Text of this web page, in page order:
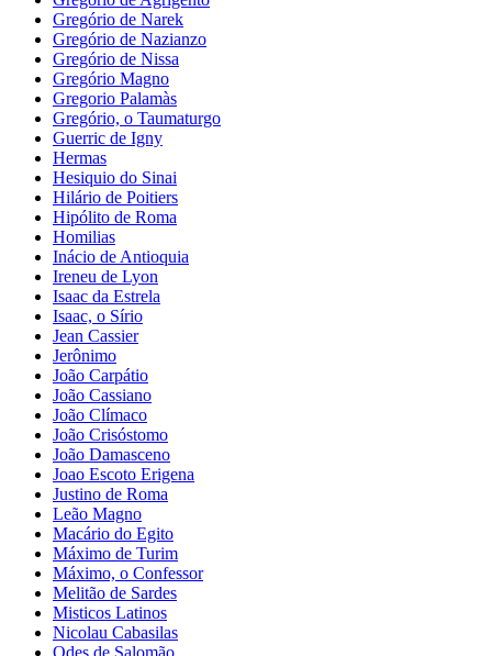
Gregório de Narek
Gregório de Nazianzo
Gregório de Nissa
Gregório Magno
Gregorio Palamàs
Gregório, o Taumaturgo
Guerric de Igny
Hermas
Hesiquio do Sinai
Hilário de Poitiers
Hipólito de Roma
Homilias
Inácio de Antioquia
Ireneu de Lyon
Isaac da Estrela
Isaac, o Sírio
Jean Cassier
Jerônimo
João Carpátio
João Cassiano
João Clímaco
João Crisóstomo
João Damasceno
Joao Escoto Erigena
Justino de Roma
Leão Magno
Macário do Egito
Máximo de Turim
Máximo, o Confessor
Melitão de Sardes
Misticos Latinos
Nicolau Cabasilas
Odes de Salomão